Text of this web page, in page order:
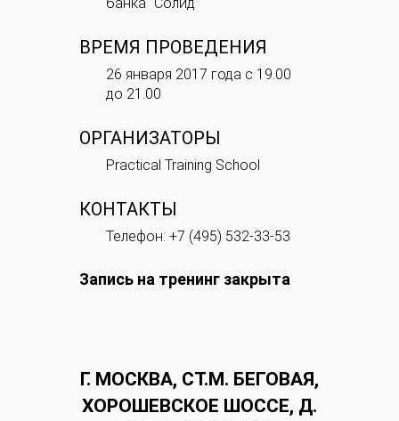
ВРЕМЯ ПРОВЕДЕНИЯ
26 января 2017 года с 19.00
до 21.00
ОРГАНИЗАТОРЫ
Practical Training School
КОНТАКТЫ
Телефон: +7 (495) 532-33-53
Запись на тренинг закрыта
Г. МОСКВА, СТ.М. БЕГОВАЯ,
ХОРОШЕВСКОЕ ШОССЕ, Д.